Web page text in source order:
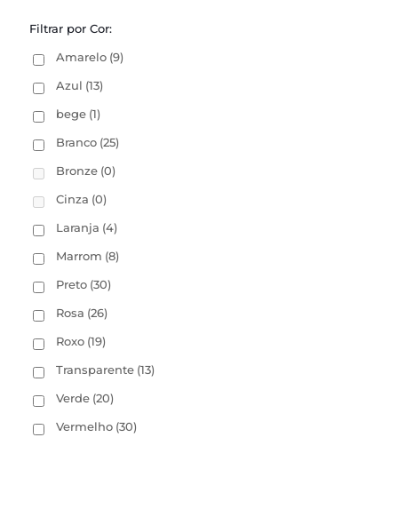
Filtrar por Cor:
Amarelo (9)
Azul (13)
bege (1)
Branco (25)
Bronze (0)
Cinza (0)
Laranja (4)
Marrom (8)
Preto (30)
Rosa (26)
Roxo (19)
Transparente (13)
Verde (20)
Vermelho (30)